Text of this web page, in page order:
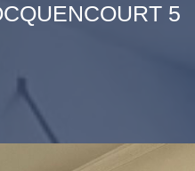
5